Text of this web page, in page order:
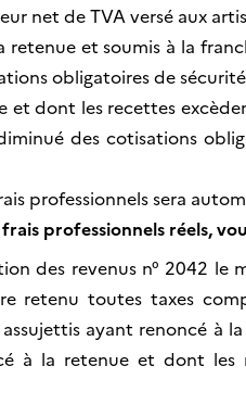
net de TVA versé aux
retenue et soumis à la
obligatoires de
et dont les recettes
des cotisations
professionnels sera
professionnels réels,
des revenus n° 2042
retenu toutes taxes
ayant renoncé à
à la retenue et dont les